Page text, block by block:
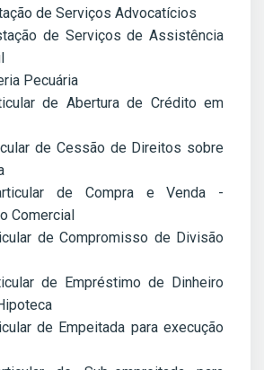
de Serviços Advocatícios
de Serviços de Assistência
Pecuária
de Abertura de Crédito em
de Cessão de Direitos sobre
de Compra e Venda -
Comercial
de Compromisso de Divisão
de Empréstimo de Dinheiro
de Empeitada para execução